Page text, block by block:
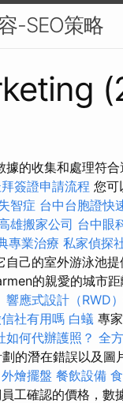
-SEO策略
的收集和處理符合
簽證申請流程 您可
智症 台中台胞證快
雄搬家公司 台中眼
專業治療 私家偵探
己的室外游泳池
的親愛的城市
響應式設計（RWD
社有用嗎 白蟻 專
如何代辦護照？ 全
的潛在錯誤以及圖
外燴擺盤 餐飲設備
工確認的價格，數